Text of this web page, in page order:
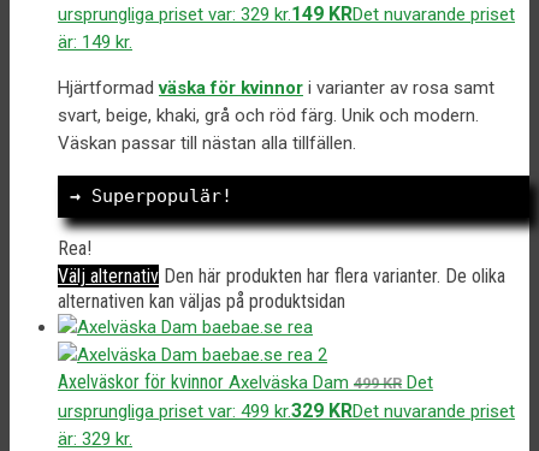
ursprungliga priset var: 329 kr.149 KRDet nuvarande priset
är: 149 kr.
Hjärtformadväska för kvinnor i varianter av rosa samt
svart, beige, khaki, grå och röd färg. Unik och modern.
Väskan passar till nästan alla tillfällen.
→ Superpopulär!
Rea!
Välj alternativ Den här produkten har flera varianter. De olika
alternativen kan väljas på produktsidan
Axelväskor för kvinnor Axelväska Dam 499KR Det
ursprungliga priset var: 499 kr.329 KRDet nuvarande priset
är: 329 kr.